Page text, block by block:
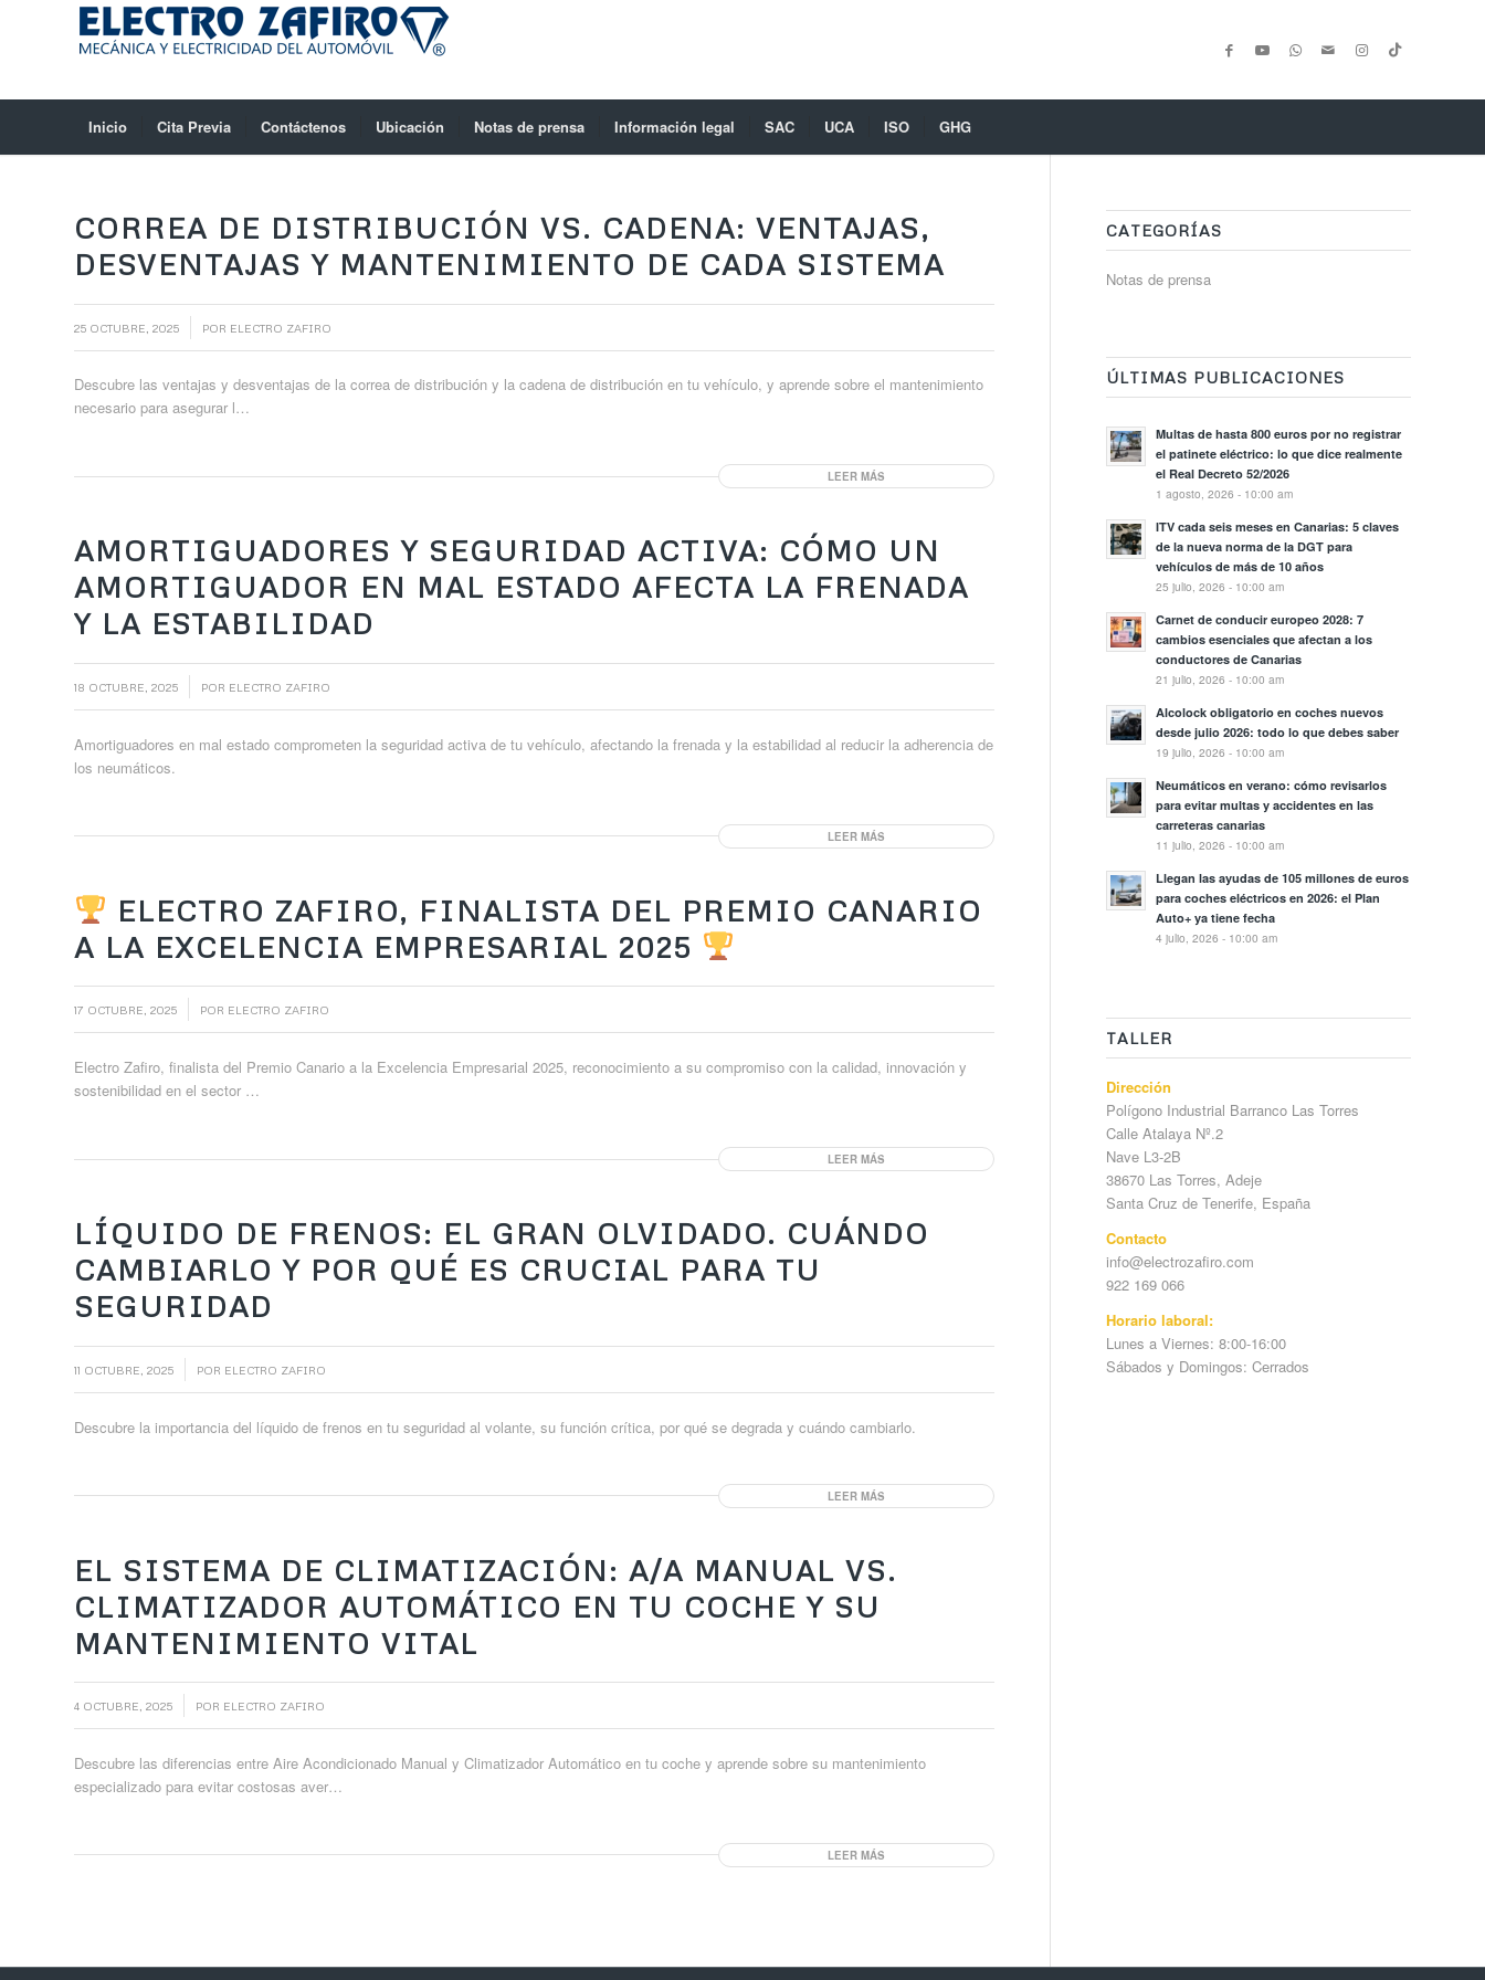
Inicio Cita Previa Contáctenos Ubicación Notas de prensa Información legal SAC UCA ISO GHG
CORREA DE DISTRIBUCIÓN VS. CADENA: VENTAJAS,
DESVENTAJAS Y MANTENIMIENTO DE CADA SISTEMA
25 OCTUBRE, 2025 POR ELECTRO ZAFIRO
Descubre las ventajas y desventajas de la correa de distribución y la cadena de distribución en tu vehículo, y aprende sobre el mantenimiento
necesario para asegurar l…
LEER MÁS
AMORTIGUADORES Y SEGURIDAD ACTIVA: CÓMO UN
AMORTIGUADOR EN MAL ESTADO AFECTA LA FRENADA
Y LA ESTABILIDAD
18 OCTUBRE, 2025 POR ELECTRO ZAFIRO
Amortiguadores en mal estado comprometen la seguridad activa de tu vehículo, afectando la frenada y la estabilidad al reducir la adherencia de
los neumáticos.
LEER MÁS
ELECTRO ZAFIRO, FINALISTA DEL PREMIO CANARIO
A LA EXCELENCIA EMPRESARIAL 2025
17 OCTUBRE, 2025 POR ELECTRO ZAFIRO
Electro Zafiro, finalista del Premio Canario a la Excelencia Empresarial 2025, reconocimiento a su compromiso con la calidad, innovación y
sostenibilidad en el sector …
LEER MÁS
LÍQUIDO DE FRENOS: EL GRAN OLVIDADO. CUÁNDO
CAMBIARLO Y POR QUÉ ES CRUCIAL PARA TU
SEGURIDAD
11 OCTUBRE, 2025 POR ELECTRO ZAFIRO
Descubre la importancia del líquido de frenos en tu seguridad al volante, su función crítica, por qué se degrada y cuándo cambiarlo.
LEER MÁS
EL SISTEMA DE CLIMATIZACIÓN: A/A MANUAL VS.
CLIMATIZADOR AUTOMÁTICO EN TU COCHE Y SU
MANTENIMIENTO VITAL
4 OCTUBRE, 2025 POR ELECTRO ZAFIRO
Descubre las diferencias entre Aire Acondicionado Manual y Climatizador Automático en tu coche y aprende sobre su mantenimiento
especializado para evitar costosas aver…
LEER MÁS
CATEGORÍAS
Notas de prensa
ÚLTIMAS PUBLICACIONES
Multas de hasta 800 euros por no registrar
el patinete eléctrico: lo que dice realmente
el Real Decreto 52/2026
1 agosto, 2026 - 10:00 am
ITV cada seis meses en Canarias: 5 claves
de la nueva norma de la DGT para
vehículos de más de 10 años
25 julio, 2026 - 10:00 am
Carnet de conducir europeo 2028: 7
cambios esenciales que afectan a los
conductores de Canarias
21 julio, 2026 - 10:00 am
Alcolock obligatorio en coches nuevos
desde julio 2026: todo lo que debes saber
19 julio, 2026 - 10:00 am
Neumáticos en verano: cómo revisarlos
para evitar multas y accidentes en las
carreteras canarias
11 julio, 2026 - 10:00 am
Llegan las ayudas de 105 millones de euros
para coches eléctricos en 2026: el Plan
Auto+ ya tiene fecha
4 julio, 2026 - 10:00 am
TALLER
Dirección
Polígono Industrial Barranco Las Torres
Calle Atalaya Nº.2
Nave L3-2B
38670 Las Torres, Adeje
Santa Cruz de Tenerife, España
Contacto
info@electrozafiro.com
922 169 066
Horario laboral:
Lunes a Viernes: 8:00-16:00
Sábados y Domingos: Cerrados